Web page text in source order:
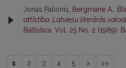
Jonas Palionis, Bergmane A.,
attīstība. Latviešu literārās
Baltistica: Vol. 25 No. 2 (1989):
1 2 3 4 5 > >>